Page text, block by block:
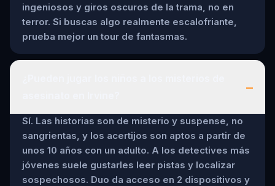
ingeniosos y giros oscuros de la trama, no en
terror. Si buscas algo realmente escalofriante,
prueba mejor un tour de fantasmas.
–
Sí. Las historias son de misterio y suspense, no
sangrientas, y los acertijos son aptos a partir de
unos 10 años con un adulto. A los detectives más
jóvenes suele gustarles leer pistas y localizar
sospechosos. Duo da acceso en 2 dispositivos y